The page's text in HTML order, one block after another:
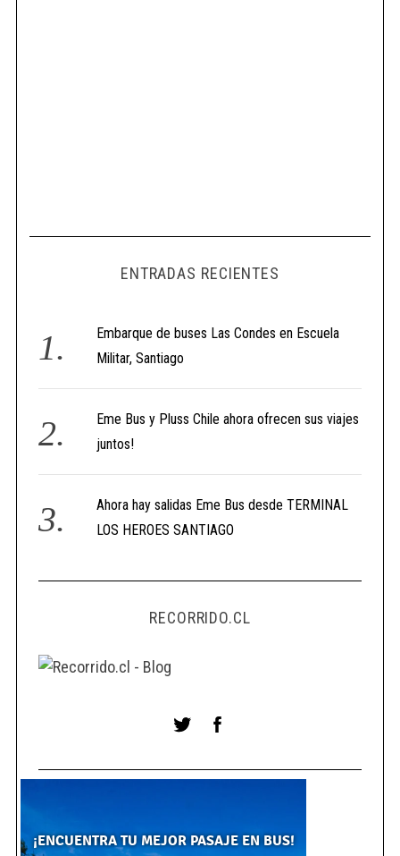
ENTRADAS RECIENTES
Embarque de buses Las Condes en Escuela
Militar, Santiago
Eme Bus y Pluss Chile ahora ofrecen sus viajes
juntos!
Ahora hay salidas Eme Bus desde TERMINAL
LOS HEROES SANTIAGO
RECORRIDO.CL